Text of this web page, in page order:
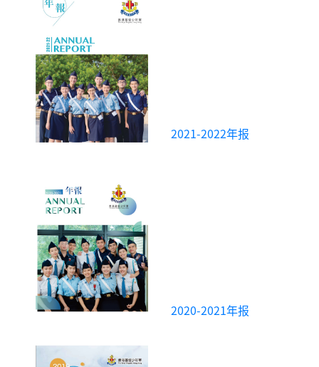
2021-2022年报
2020-2021年报